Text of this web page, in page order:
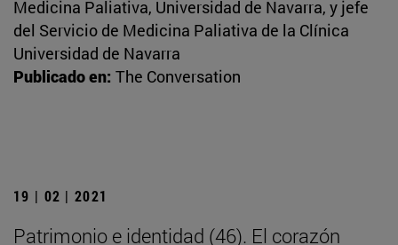
Medicina Paliativa, Universidad de Navarra, y jefe
del Servicio de Medicina Paliativa de la Clínica
Universidad de Navarra
Publicado en: The Conversation
19 | 02 | 2021
Patrimonio e identidad (46). El corazón